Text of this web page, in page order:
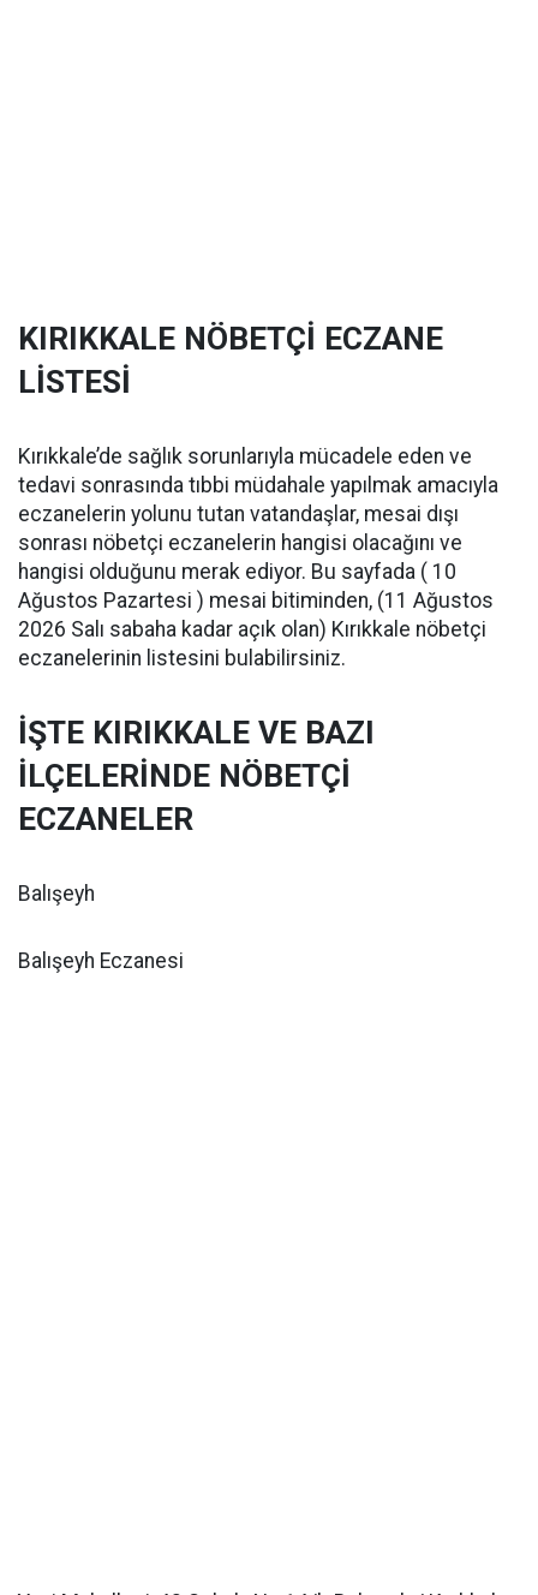
KIRIKKALE NÖBETÇİ ECZANE
LİSTESİ
Kırıkkale’de sağlık sorunlarıyla mücadele eden ve
tedavi sonrasında tıbbi müdahale yapılmak amacıyla
eczanelerin yolunu tutan vatandaşlar, mesai dışı
sonrası nöbetçi eczanelerin hangisi olacağını ve
hangisi olduğunu merak ediyor. Bu sayfada ( 10
Ağustos Pazartesi ) mesai bitiminden, (11 Ağustos
2026 Salı sabaha kadar açık olan) Kırıkkale nöbetçi
eczanelerinin listesini bulabilirsiniz.
İŞTE KIRIKKALE VE BAZI
İLÇELERİNDE NÖBETÇİ
ECZANELER
Balışeyh
Balışeyh Eczanesi